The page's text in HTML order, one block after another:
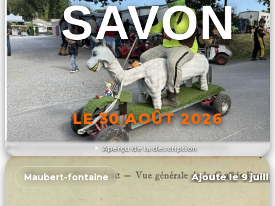
Aperçu de la description
SAVON
LE 30 AOÛT 2026
DÉCOUVRIR L'ÉVÉNEMENT
Maubert-fontaine Ajouté le 9